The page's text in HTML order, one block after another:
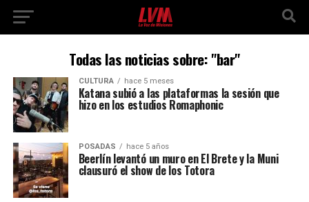
Todas las noticias sobre: "bar"
CULTURA hace 5 meses
Katana subió a las plataformas la sesión que
hizo en los estudios Romaphonic
POSADAS hace 5 años
Beerlín levantó un muro en El Brete y la Muni
clausuró el show de los Totora